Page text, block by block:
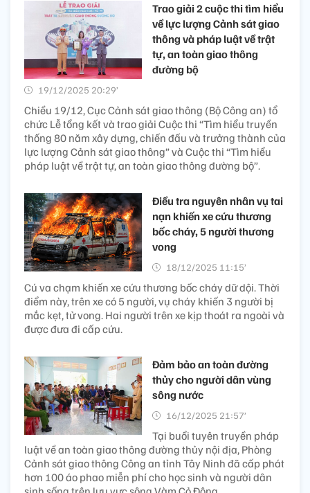
Trao giải 2 cuộc thi tìm hiểu
về lực lượng Cảnh sát giao
thông và pháp luật về trật
tự, an toàn giao thông
đường bộ
19/12/2025 20:29’
Chiều 19/12, Cục Cảnh sát giao thông (Bộ Công an) tổ
chức Lễ tổng kết và trao giải Cuộc thi “Tìm hiểu truyền
thống 80 năm xây dựng, chiến đấu và trưởng thành của
lực lượng Cảnh sát giao thông” và Cuộc thi “Tìm hiểu
pháp luật về trật tự, an toàn giao thông đường bộ”.
Điều tra nguyên nhân vụ tai
nạn khiến xe cứu thương
bốc cháy, 5 người thương
vong​
18/12/2025 11:15’
Cú va chạm khiến xe cứu thương bốc cháy dữ dội. Thời
điểm này, trên xe có 5 người, vụ cháy khiến 3 người bị
mắc kẹt, tử vong. Hai người trên xe kịp thoát ra ngoài và
được đưa đi cấp cứu.
Đảm bảo an toàn đường
thủy cho người dân vùng
sông nước
16/12/2025 21:57’
Tại buổi tuyên truyền pháp
luật về an toàn giao thông đường thủy nội địa, Phòng
Cảnh sát giao thông Công an tỉnh Tây Ninh đã cấp phát
hơn 100 áo phao miễn phí cho học sinh và người dân